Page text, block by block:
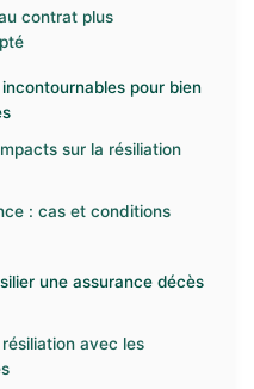
contrat plus
pour bien
sur la résiliation
: cas et conditions
une assurance décès
avec les